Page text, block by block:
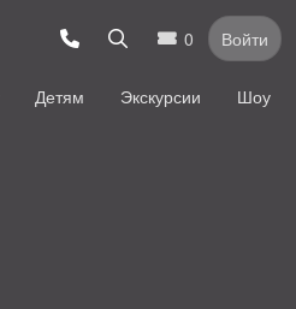
0 Войти
Детям Экскурсии Шоу